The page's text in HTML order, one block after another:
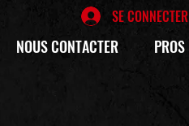
SE CONNECTER
NOUS CONTACTER PROS